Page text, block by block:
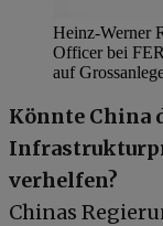
Heinz-Werner
Officer bei
auf
Könnte China
verhelfen?
Chinas